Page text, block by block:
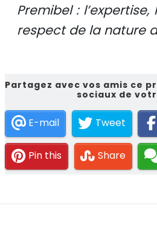
Premibel :
respect de la nature
Partagez avec vos amis ce
sociaux de
E-mail Tweet
Pin this Share